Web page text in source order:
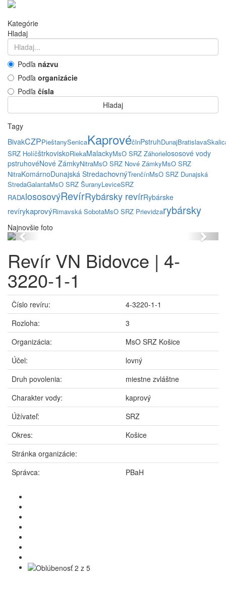
Kategórie
Hladaj
Podľa názvu
Podľa organizácie
Podľa čísla
Hladaj
Tagy
BivakCZPPieštanySenicaKaprovéčlnPstruhDunajBratislava
SRZ HolíčštrkoviskoRiekaMalackyMsO SRZ Záhorielososové vody
pstruhovéNové ZámkyNitraMsO SRZ Nové ZámkyMsO SRZ
NitraKomárnoDunajská StredachovnýTrenčínMsO SRZ Dunajská
StredaGalantaMsO SRZ ŠuranyLeviceSRZ
RADAlososovýRevírRybársky revírRybárske
revírykaprovýRimavská SobotaMsO SRZ Prievidzarybársky
Najnovšie foto
Previous Next
Revír VN Bidovce | 4-
3220-1-1
Číslo revíru:
4-3220-1-1
Rozloha:
3
Organizácia:
MsO SRZ Košice
Účel:
lovný
Druh povolenia:
miestne zvláštne
Charakter vody:
kaprový
Úžívateľ:
SRZ
Okres:
Košice
Stránka organizácie:
Správca:
PBaH